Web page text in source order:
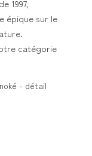
1997,
épique sur le
catégorie